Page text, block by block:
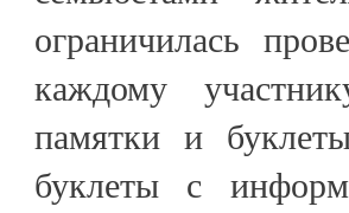
ограничилась
каждому
памятки и
буклеты с